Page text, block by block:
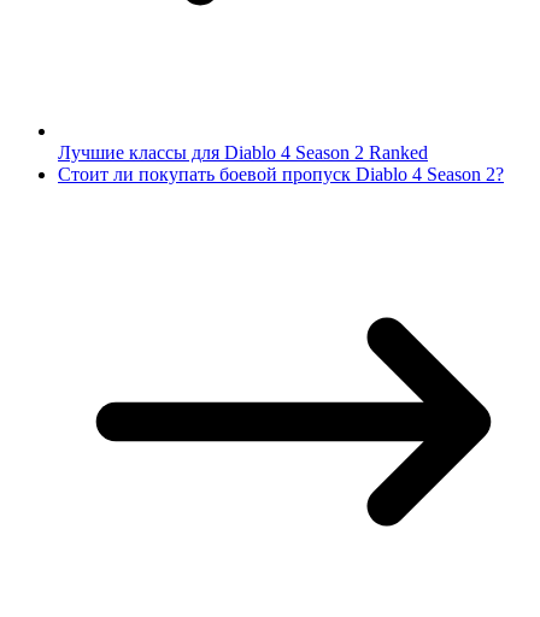
Лучшие классы для Diablo 4 Season 2 Ranked
Стоит ли покупать боевой пропуск Diablo 4 Season 2?